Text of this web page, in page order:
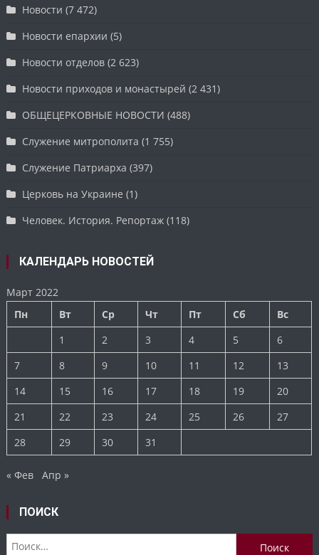
Новости (7 472)
Новости епархии (5)
Новости отделов (2 623)
Новости приходов и монастырей (2 431)
ОБЩЕЦЕРКОВНЫЕ НОВОСТИ (488)
Служение митрополита (1 755)
Служение Патриарха (397)
Церковь на Украине (1)
Человек. История. Репортаж (118)
КАЛЕНДАРЬ НОВОСТЕЙ
Март 2022
Пн
Вт Ср Чт Пт Сб
Вс
1
2 3 4 5
6
7
8 9 10 11 12
13
14
15 16 17 18 19
20
21
22 23 24 25 26
27
28
29 30 31
« Фев Апр »
ПОИСК
Найти: